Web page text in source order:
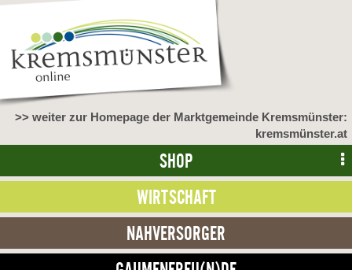
>> weiter zur Homepage der Marktgemeinde Kremsmünster:
kremsmünster.at
SHOP
WIRTSCHAFT
NAHVERSORGER